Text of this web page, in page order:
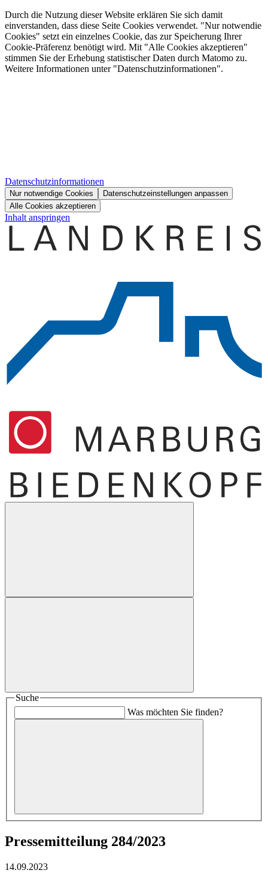
Durch die Nutzung dieser Website erklären Sie sich damit
einverstanden, dass diese Seite Cookies verwendet. "Nur notwendie
Cookies" setzt ein einzelnes Cookie, das zur Speicherung Ihrer
Cookie-Präferenz benötigt wird. Mit "Alle Cookies akzeptieren"
stimmen Sie der Erhebung statistischer Daten durch Matomo zu.
Weitere Informationen unter "Datenschutzinformationen".
Datenschutzinformationen
Nur notwendige Cookies
Datenschutzeinstellungen anpassen
Alle Cookies akzeptieren
Inhalt anspringen
Suche
Was möchten Sie finden?
Pressemitteilung 284/2023
14.09.2023